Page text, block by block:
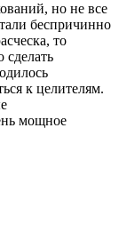
но не все
беспричинно
то
к целителям.
мощное